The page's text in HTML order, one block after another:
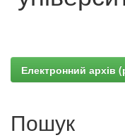
Електронний архів
Пошук